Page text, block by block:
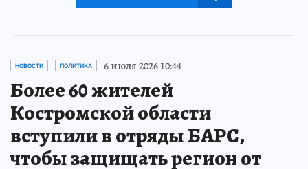
НОВОСТИ ПОЛИТИКА 6 июля 2026 10:44
Более 60 жителей
Костромской области
вступили в отряды БАРС,
чтобы защищать регион от